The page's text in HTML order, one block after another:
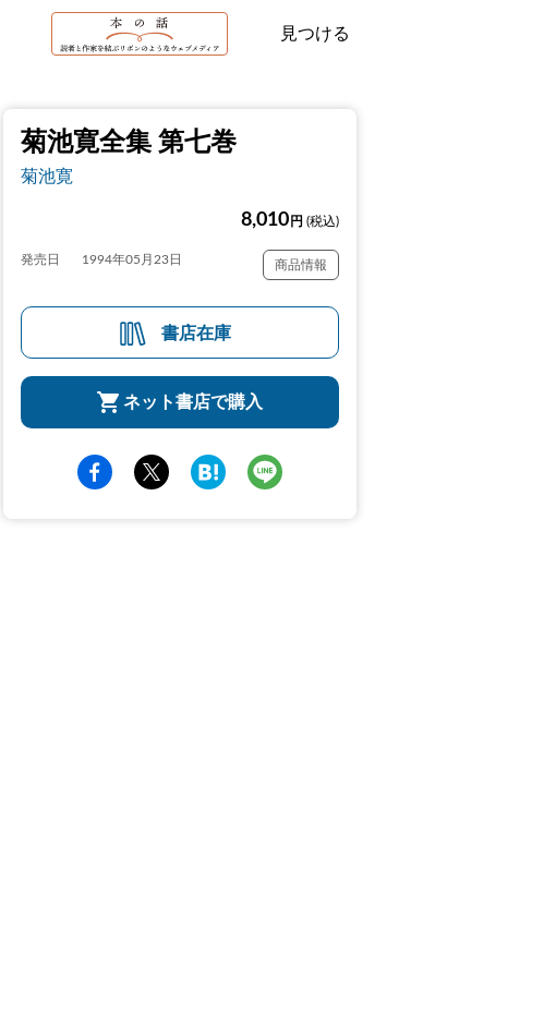
見つける
菊池寛全集 第七巻
菊池寛
8,010 円 (税込)
発売日 1994年05月23日 商品情報
書店在庫
ネット書店で購入